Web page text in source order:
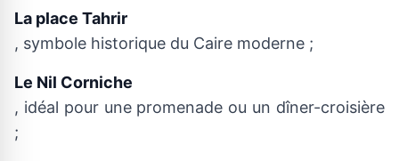
La place Tahrir
, symbole historique du Caire moderne ;
Le Nil Corniche
, idéal pour une promenade ou un dîner-croisière
;